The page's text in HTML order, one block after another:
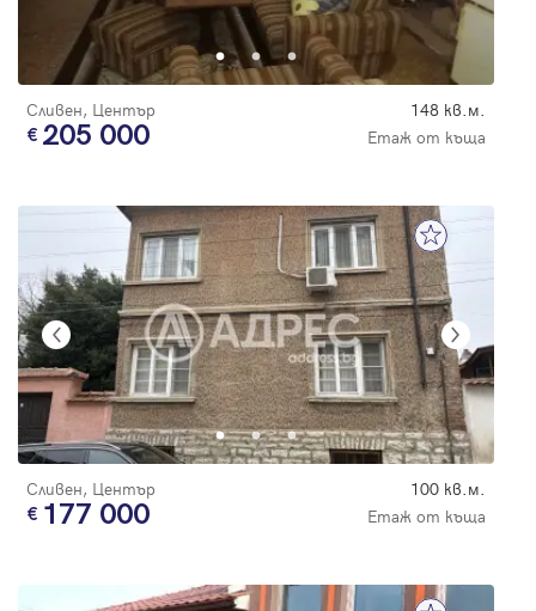
Сливен, Център 148 кв.м.
205 000 Етаж от къща
Сливен, Център 100 кв.м.
177 000 Етаж от къща